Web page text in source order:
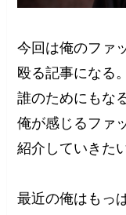
今回は俺のファ
殴る記事になる。
誰のためにもな
俺が感じるファ
紹介していきた
最近の俺はもっ